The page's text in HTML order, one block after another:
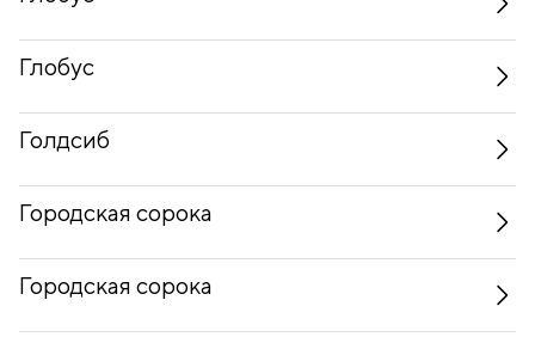
Глобус
Голдсиб
Городская сорока
Городская сорока